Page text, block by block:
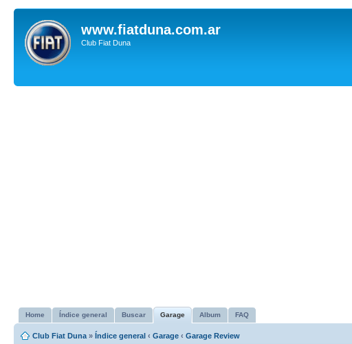
www.fiatduna.com.ar
Club Fiat Duna
Home Índice general Buscar Garage Album FAQ
Club Fiat Duna » Índice general ‹ Garage ‹ Garage Review